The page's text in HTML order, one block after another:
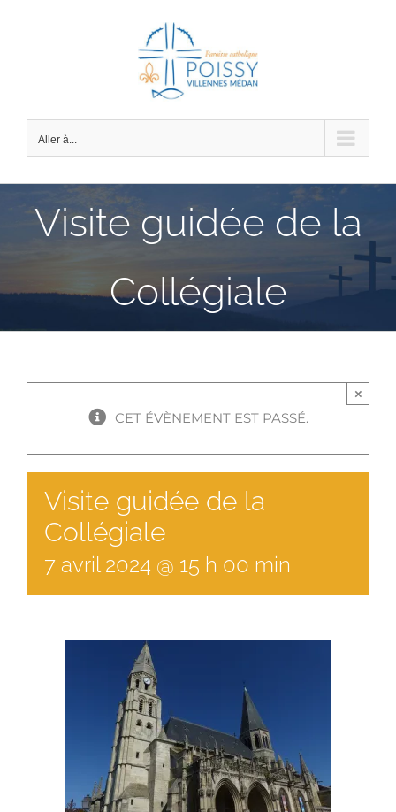
Aller à...
Visite guidée de la
Collégiale
CET ÉVÈNEMENT EST PASSÉ.
×
Visite guidée de la
Collégiale
7 avril 2024 @ 15 h 00 min